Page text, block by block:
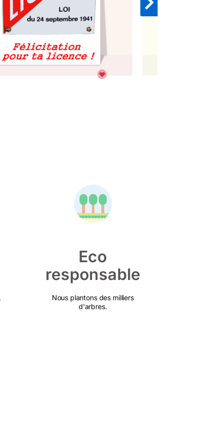
Eco
responsable
Nous plantons des milliers
d'arbres.